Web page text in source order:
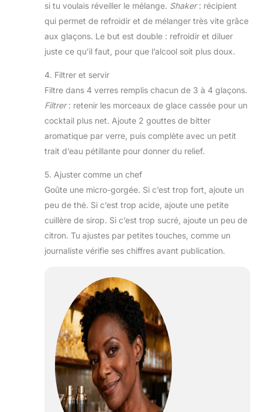
si tu voulais réveiller le mélange. Shaker: récipient
qui permet de refroidir et de mélanger très vite grâce
aux glaçons. Le but est double : refroidir et diluer
juste ce qu’il faut, pour que l’alcool soit plus doux.
4. Filtrer et servir
Filtre dans 4 verres remplis chacun de 3 à 4 glaçons.
Filtrer: retenir les morceaux de glace cassée pour un
cocktail plus net. Ajoute 2 gouttes de bitter
aromatique par verre, puis complète avec un petit
trait d’eau pétillante pour donner du relief.
5. Ajuster comme un chef
Goûte une micro-gorgée. Si c’est trop fort, ajoute un
peu de thé. Si c’est trop acide, ajoute une petite
cuillère de sirop. Si c’est trop sucré, ajoute un peu de
citron. Tu ajustes par petites touches, comme un
journaliste vérifie ses chiffres avant publication.